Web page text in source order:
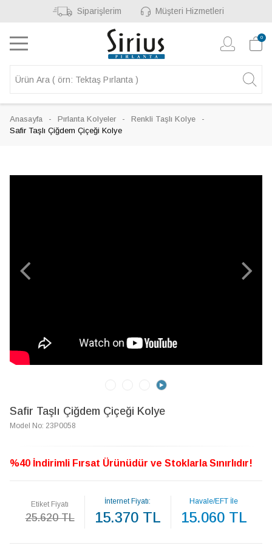
Siparişlerim Müşteri Hizmetleri
0
Anasayfa Pırlanta Kolyeler
Renkli Taşlı Kolye
Safir Taşlı Çiğdem Çiçeği Kolye
Safir Taşlı Çiğdem Çiçeği Kolye
Model No: 23P0058
%40 İndirimli Fırsat Ürünüdür ve Stoklarla Sınırlıdır!
Etiket Fiyatı
25.620 TL
İnternet Fiyatı:
15.370 TL
Havale/EFT İle
15.060 TL